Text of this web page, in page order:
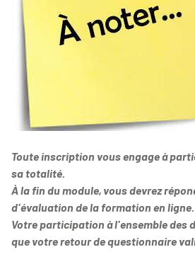
Toute inscription vous engage à
sa totalité.
À la fin du module, vous devrez
d'évaluation de la formation en ligne.
Votre participation à l'ensemble des
que votre retour de questionnaire